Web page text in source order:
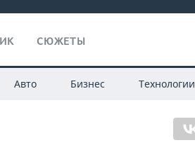
СЮЖЕТЫ
Авто Бизнес Технологии